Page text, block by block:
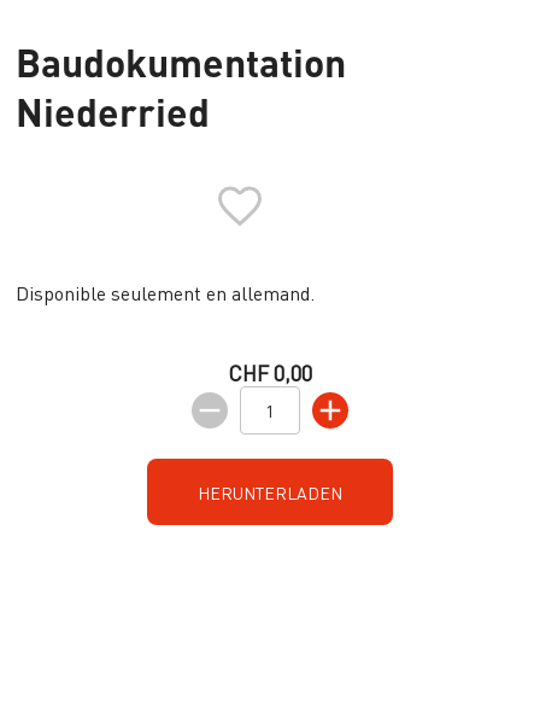
Baudokumentation
Niederried
Disponible seulement en allemand.
CHF 0,00
HERUNTERLADEN